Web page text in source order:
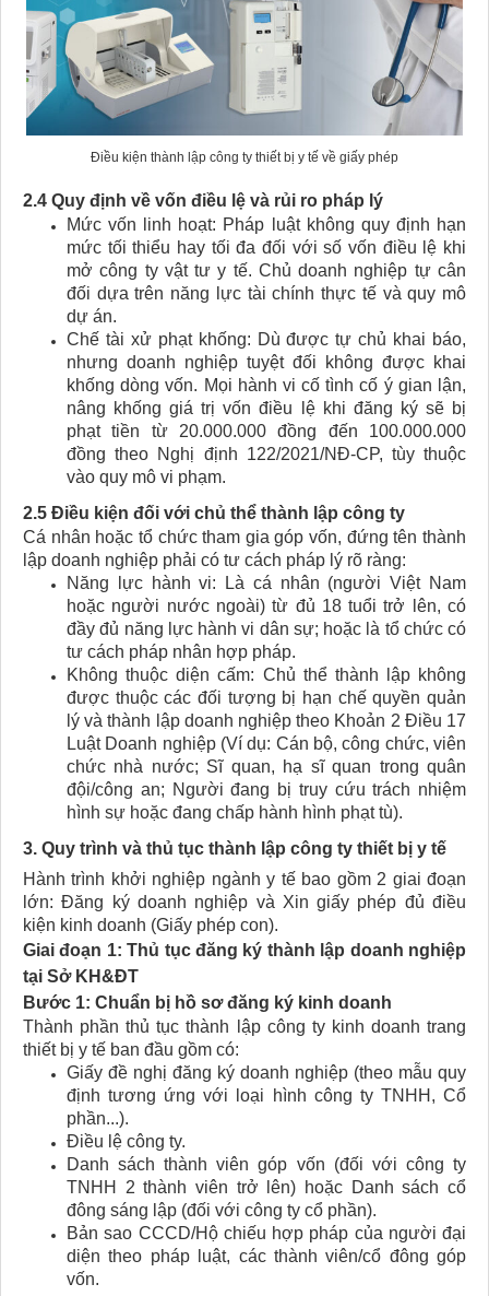
Điều kiện thành lập công ty thiết bị y tế về giấy phép
2.4 Quy định về vốn điều lệ và rủi ro pháp lý
Mức vốn linh hoạt: Pháp luật không quy định hạn
mức tối thiểu hay tối đa đối với số vốn điều lệ khi
mở công ty vật tư y tế. Chủ doanh nghiệp tự cân
đối dựa trên năng lực tài chính thực tế và quy mô
dự án.
Chế tài xử phạt khống: Dù được tự chủ khai báo,
nhưng doanh nghiệp tuyệt đối không được khai
khống dòng vốn. Mọi hành vi cố tình cố ý gian lận,
nâng khống giá trị vốn điều lệ khi đăng ký sẽ bị
phạt tiền từ 20.000.000 đồng đến 100.000.000
đồng theo Nghị định 122/2021/NĐ-CP, tùy thuộc
vào quy mô vi phạm.
2.5 Điều kiện đối với chủ thể thành lập công ty
Cá nhân hoặc tổ chức tham gia góp vốn, đứng tên thành
lập doanh nghiệp phải có tư cách pháp lý rõ ràng:
Năng lực hành vi: Là cá nhân (người Việt Nam
hoặc người nước ngoài) từ đủ 18 tuổi trở lên, có
đầy đủ năng lực hành vi dân sự; hoặc là tổ chức có
tư cách pháp nhân hợp pháp.
Không thuộc diện cấm: Chủ thể thành lập không
được thuộc các đối tượng bị hạn chế quyền quản
lý và thành lập doanh nghiệp theo Khoản 2 Điều 17
Luật Doanh nghiệp (Ví dụ: Cán bộ, công chức, viên
chức nhà nước; Sĩ quan, hạ sĩ quan trong quân
đội/công an; Người đang bị truy cứu trách nhiệm
hình sự hoặc đang chấp hành hình phạt tù).
3. Quy trình và thủ tục thành lập công ty thiết bị y tế
Hành trình khởi nghiệp ngành y tế bao gồm 2 giai đoạn
lớn: Đăng ký doanh nghiệp và Xin giấy phép đủ điều
kiện kinh doanh (Giấy phép con).
Giai đoạn 1: Thủ tục đăng ký thành lập doanh nghiệp
tại Sở KH&ĐT
Bước 1: Chuẩn bị hồ sơ đăng ký kinh doanh
Thành phần thủ tục thành lập công ty kinh doanh trang
thiết bị y tế ban đầu gồm có:
Giấy đề nghị đăng ký doanh nghiệp (theo mẫu quy
định tương ứng với loại hình công ty TNHH, Cổ
phần...).
Điều lệ công ty.
Danh sách thành viên góp vốn (đối với công ty
TNHH 2 thành viên trở lên) hoặc Danh sách cổ
đông sáng lập (đối với công ty cổ phần).
Bản sao CCCD/Hộ chiếu hợp pháp của người đại
diện theo pháp luật, các thành viên/cổ đông góp
vốn.